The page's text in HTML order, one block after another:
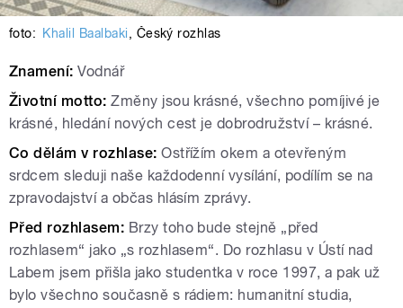
foto: Khalil Baalbaki, Český rozhlas
Znamení:Vodnář
Životní motto:Změny jsou krásné, všechno pomíjivé je
krásné, hledání nových cest je dobrodružství – krásné.
Co dělám v rozhlase:Ostřížím okem a otevřeným
srdcem sleduji naše každodenní vysílání, podílím se na
zpravodajství a občas hlásím zprávy.
Před rozhlasem: Brzy toho bude stejně „před
rozhlasem“ jako „s rozhlasem“. Do rozhlasu v Ústí nad
Labem jsem přišla jako studentka v roce 1997, a pak už
bylo všechno současně s rádiem: humanitní studia,